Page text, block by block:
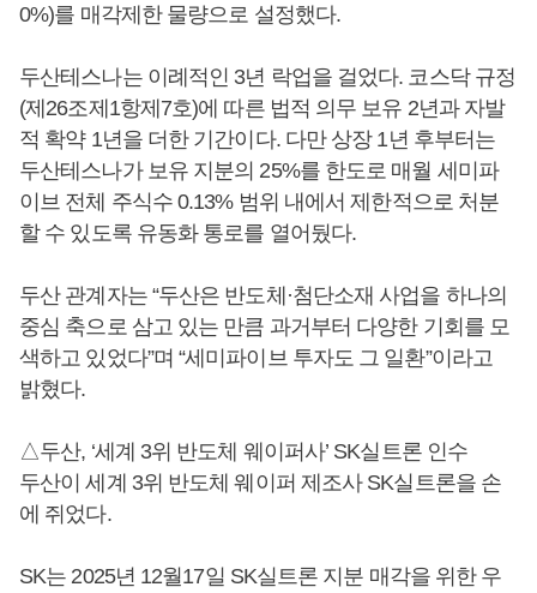
0%)를 매각제한 물량으로 설정했다.
두산테스나는 이례적인 3년 락업을 걸었다. 코스닥 규정
(제26조제1항제7호)에 따른 법적 의무 보유 2년과 자발
적 확약 1년을 더한 기간이다. 다만 상장 1년 후부터는
두산테스나가 보유 지분의 25%를 한도로 매월 세미파
이브 전체 주식수 0.13% 범위 내에서 제한적으로 처분
할 수 있도록 유동화 통로를 열어뒀다.
두산 관계자는 “두산은 반도체·첨단소재 사업을 하나의
중심 축으로 삼고 있는 만큼 과거부터 다양한 기회를 모
색하고 있었다”며 “세미파이브 투자도 그 일환”이라고
밝혔다.
△두산, ‘세계 3위 반도체 웨이퍼사’ SK실트론 인수
두산이 세계 3위 반도체 웨이퍼 제조사 SK실트론을 손
에 쥐었다.
SK는 2025년 12월17일 SK실트론 지분 매각을 위한 우